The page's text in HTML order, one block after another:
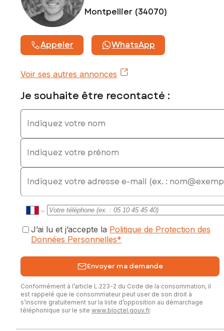
Les informations sur les risques auxquels ce bien est
exposé sont disponibles sur le site Géorisques :
www.georisques.gouv.fr
Prix de vente : 80 000 €
Honoraires charge vendeur
Contactez votre conseiller SAFTI : Benoît CHABAL, Tél. :
commercial immatriculé au RSAC de Montpellier sous le
numéro 488806233
Montpellier (34070)
Appeler WhatsApp
Voir ses autres annonces
Je souhaite être recontacté :
Indiquez votre nom
Indiquez votre prénom
E-mail
J’ai lu et j’accepte la Politique de Protection des
Données Personnelles*
Envoyer ma demande
Conformément à l’article L.223-2 du Code de la consommation, il
est rappelé que le consommateur peut user de son droit à
s’inscrire gratuitement sur la liste d’opposition au démarchage
téléphonique sur le site www.bloctel.gouv.fr.